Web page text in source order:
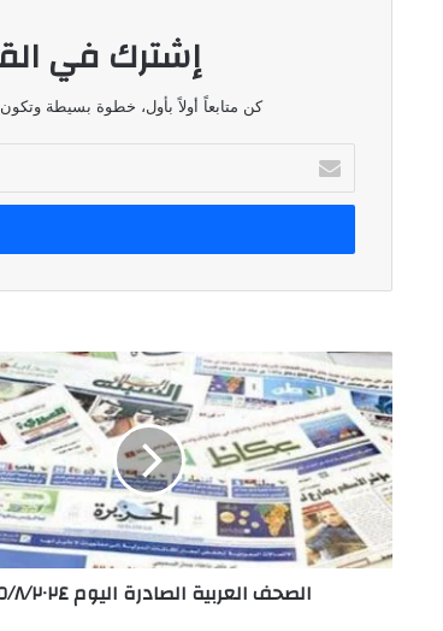
إشترك في
كن متابعاً أولاً بأول، خطوة بسيطة
بريدك
الإلكتروني
الصحف
العربية
الصادرة
اليوم
٢٥/٨/٢٠٢٤
الصحف العربية الصادرة اليوم ٢٥/٨/٢٠٢٤